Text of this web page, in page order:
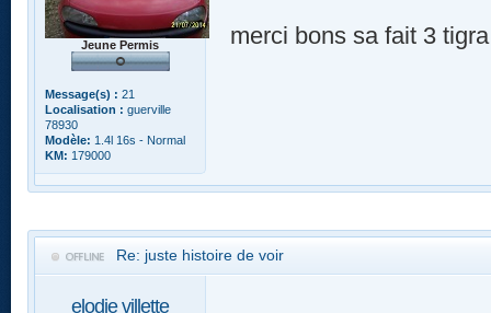
Jeune Permis
Message(s) : 21
Localisation : guerville
78930
Modèle: 1.4l 16s - Normal
KM: 179000
merci bons sa fait 3
Re: juste histoire de voir
elodie villette